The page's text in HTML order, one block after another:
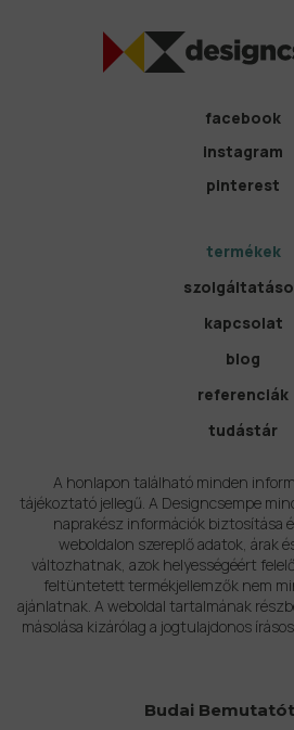
facebook
instagram
pinterest
termékek
kapcsolat
blog
referenciák
tudástár
A honlapon található minden
tájékoztató jellegű. A Designcsempe
naprakész információk biztosítása
weboldalon szereplő adatok, árak
változhatnak, azok helyességéért
feltüntetett termékjellemzők nem
ajánlatnak. A weboldal tartalmának
másolása kizárólag a jogtulajdonos
Budai